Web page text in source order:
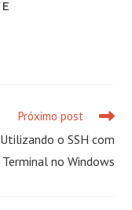
Próximo post
o SSH com
no Windows